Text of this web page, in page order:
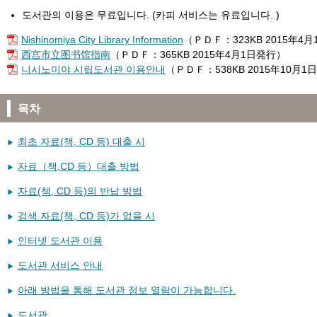
도서관의 이용은 무료입니다. (카피 서비스는 유료입니다. )
Nishinomiya City Library Information （ＰＤＦ：323KB 2015年4月
西宫市立图书馆指南 （ＰＤＦ：365KB 2015年4月1日発行）
니시노미야 시립도서관 이용안내
（ＰＤＦ：538KB 2015年10月1日
목차
최초 자료(책, CD 등) 대출 시
자료（책,CD 등）대출 방법
자료(책, CD 등)의 반납 방법
검색 자료(책, CD 등)가 없을 시
인터넷 도서관 이용
도서관 서비스 안내
아래 방법을 통해 도서관 정보 열람이 가능합니다.
도서관